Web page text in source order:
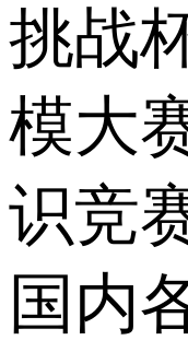
挑战
模大
识竞
国内